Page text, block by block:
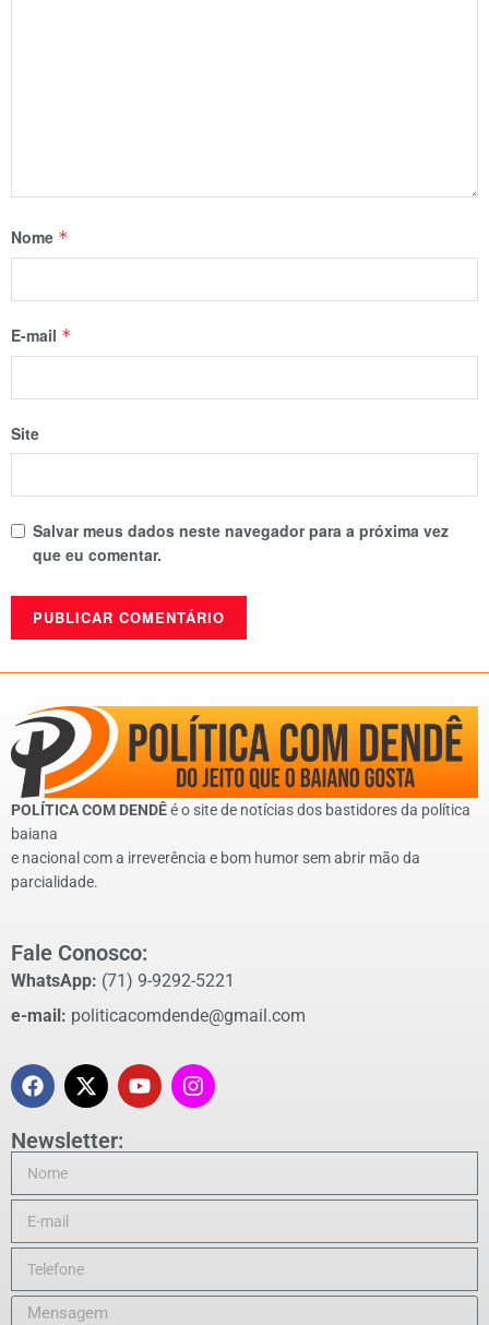
Nome *
E-mail *
Site
Salvar meus dados neste navegador para a próxima vez
que eu comentar.
POLÍTICA COM DENDÊé o site de notícias dos bastidores da política
baiana
e nacional com a irreverência e bom humor sem abrir mão da
parcialidade.
Fale Conosco:
WhatsApp: (71) 9-9292-5221
e-mail: politicacomdende@gmail.com
Newsletter: